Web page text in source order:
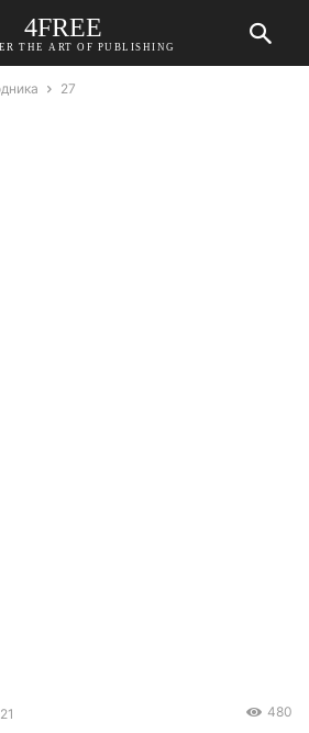
4FREE
THE ART OF PUBLISHING
27
480